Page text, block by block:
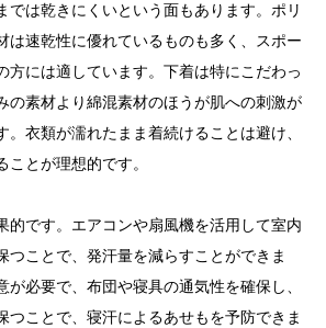
では乾きにくいという面もあります。ポリ
は速乾性に優れているものも多く、スポー
方には適しています。下着は特にこだわっ
の素材より綿混素材のほうが肌への刺激が
。衣類が濡れたまま着続けることは避け、
とが理想的です。
的です。エアコンや扇風機を活用して室内
つことで、発汗量を減らすことができま
が必要で、布団や寝具の通気性を確保し、
つことで、寝汗によるあせもを予防できま